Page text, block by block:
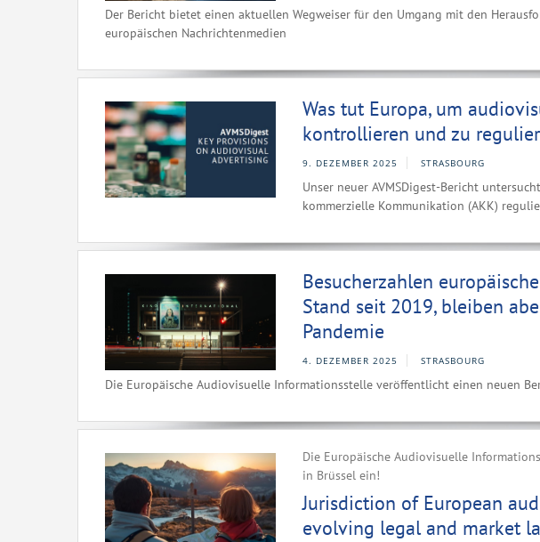
Der Bericht bietet einen aktuellen Wegweiser für den Umgang mit den
europäischen Nachrichtenmedien
Was tut Europa, um
kontrollieren und zu
9. DEZEMBER 2025 STRASBOURG
Unser neuer AVMSDigest-Bericht
kommerzielle Kommunikation (AKK)
Besucherzahlen
Stand seit 2019, bleiben
Pandemie
4. DEZEMBER 2025 STRASBOURG
Die Europäische Audiovisuelle Informationsstelle veröffentlicht einen neuen
Die Europäische Audiovisuelle
in Brüssel ein!
Jurisdiction of European
evolving legal and market